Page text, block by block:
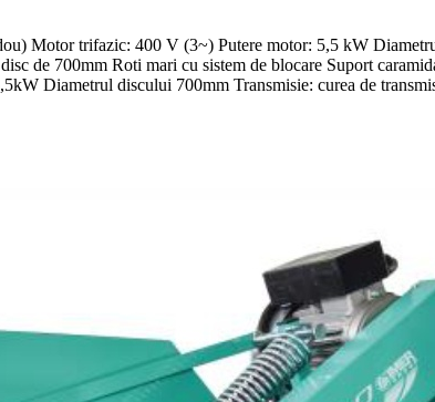
Motor trifazic: 400 V (3~) Putere motor: 5,5 kW
de 700mm Roti mari cu sistem de blocare Suport
Diametrul discului 700mm Transmisie: curea de